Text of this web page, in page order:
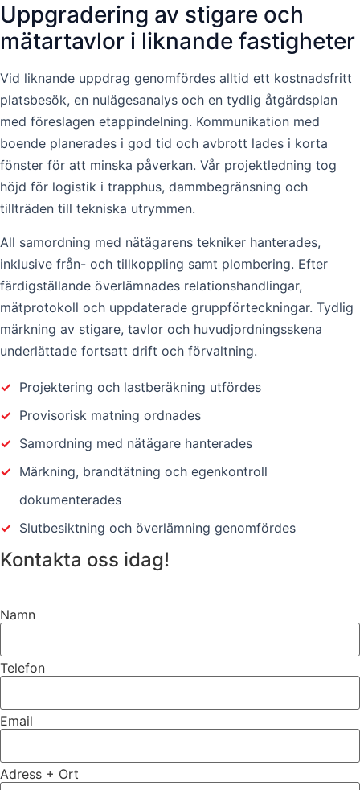
Uppgradering av stigare och
mätartavlor i liknande fastigheter
Vid liknande uppdrag genomfördes alltid ett kostnadsfritt
platsbesök, en nulägesanalys och en tydlig åtgärdsplan
med föreslagen etappindelning. Kommunikation med
boende planerades i god tid och avbrott lades i korta
fönster för att minska påverkan. Vår projektledning tog
höjd för logistik i trapphus, dammbegränsning och
tillträden till tekniska utrymmen.
All samordning med nätägarens tekniker hanterades,
inklusive från- och tillkoppling samt plombering. Efter
färdigställande överlämnades relationshandlingar,
mätprotokoll och uppdaterade gruppförteckningar. Tydlig
märkning av stigare, tavlor och huvudjordningsskena
underlättade fortsatt drift och förvaltning.
✓ Projektering och lastberäkning utfördes
✓ Provisorisk matning ordnades
✓ Samordning med nätägare hanterades
✓ Märkning, brandtätning och egenkontroll
dokumenterades
✓ Slutbesiktning och överlämning genomfördes
Kontakta oss idag!
Namn
Telefon
Email
Adress + Ort